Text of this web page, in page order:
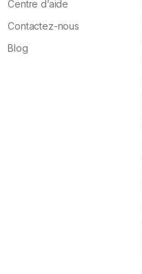
Centre d’aide
Contactez-nous
Blog